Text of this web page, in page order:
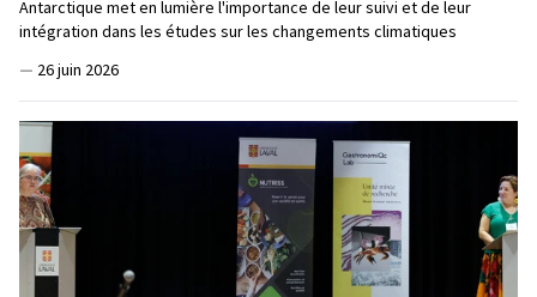
Antarctique met en lumière l'importance de leur suivi et de leur
intégration dans les études sur les changements climatiques
— 26 juin 2026